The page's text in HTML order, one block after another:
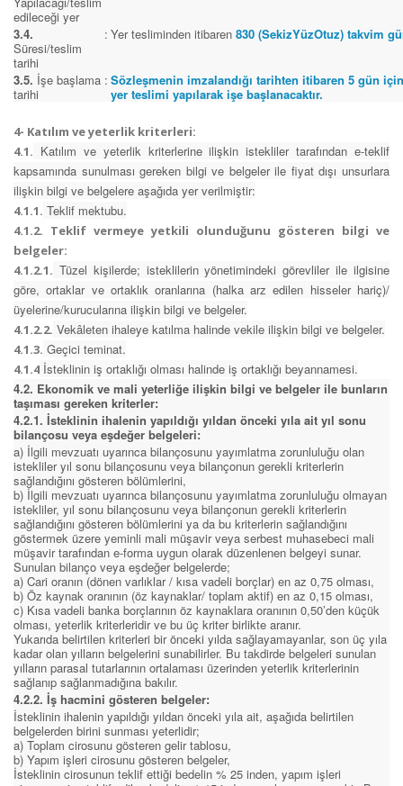
edileceği yer
3.4.
Süresi/teslim
tarihi
: Yer tesliminden itibaren 830 (SekizYüzOtuz) takvim
3.5. İşe başlama
tarihi
: Sözleşmenin imzalandığı tarihten itibaren 5 gün
yer teslimi yapılarak işe başlanacaktır.
4- Katılım ve yeterlik kriterleri:
4.1. Katılım ve yeterlik kriterlerine ilişkin istekliler tarafından e-teklif
kapsamında sunulması gereken bilgi ve belgeler ile fiyat dışı unsurlara
ilişkin bilgi ve belgelere aşağıda yer verilmiştir:
4.1.1. Teklif mektubu.
4.1.2. Teklif vermeye yetkili olunduğunu gösteren bilgi ve
belgeler:
4.1.2.1. Tüzel kişilerde; isteklilerin yönetimindeki görevliler ile ilgisine
göre, ortaklar ve ortaklık oranlarına (halka arz edilen hisseler hariç)/
üyelerine/kurucularına ilişkin bilgi ve belgeler.
4.1.2.2. Vekâleten ihaleye katılma halinde vekile ilişkin bilgi ve belgeler.
4.1.3. Geçici teminat.
4.1.4 İsteklinin iş ortaklığı olması halinde iş ortaklığı beyannamesi.
4.2. Ekonomik ve mali yeterliğe ilişkin bilgi ve belgeler ile bunların
taşıması gereken kriterler:
4.2.1. İsteklinin ihalenin yapıldığı yıldan önceki yıla ait yıl sonu
bilançosu veya eşdeğer belgeleri:
a) İlgili mevzuatı uyarınca bilançosunu yayımlatma zorunluluğu olan
istekliler yıl sonu bilançosunu veya bilançonun gerekli kriterlerin
sağlandığını gösteren bölümlerini,
b) İlgili mevzuatı uyarınca bilançosunu yayımlatma zorunluluğu olmayan
istekliler, yıl sonu bilançosunu veya bilançonun gerekli kriterlerin
sağlandığını gösteren bölümlerini ya da bu kriterlerin sağlandığını
göstermek üzere yeminli mali müşavir veya serbest muhasebeci mali
müşavir tarafından e-forma uygun olarak düzenlenen belgeyi sunar.
Sunulan bilanço veya eşdeğer belgelerde;
a) Cari oranın (dönen varlıklar / kısa vadeli borçlar) en az 0,75 olması,
b) Öz kaynak oranının (öz kaynaklar/ toplam aktif) en az 0,15 olması,
c) Kısa vadeli banka borçlarının öz kaynaklara oranının 0,50’den küçük
olması, yeterlik kriterleridir ve bu üç kriter birlikte aranır.
Yukarıda belirtilen kriterleri bir önceki yılda sağlayamayanlar, son üç yıla
kadar olan yılların belgelerini sunabilirler. Bu takdirde belgeleri sunulan
yılların parasal tutarlarının ortalaması üzerinden yeterlik kriterlerinin
sağlanıp sağlanmadığına bakılır.
4.2.2. İş hacmini gösteren belgeler:
İsteklinin ihalenin yapıldığı yıldan önceki yıla ait, aşağıda belirtilen
belgelerden birini sunması yeterlidir;
a) Toplam cirosunu gösteren gelir tablosu,
b) Yapım işleri cirosunu gösteren belgeler,
İsteklinin cirosunun teklif ettiği bedelin % 25 inden, yapım işleri